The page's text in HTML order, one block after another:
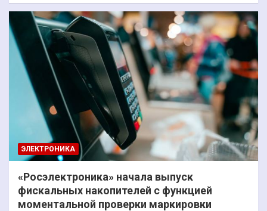
ЭЛЕКТРОНИКА
«Росэлектроника» начала выпуск
фискальных накопителей с функцией
моментальной проверки маркировки